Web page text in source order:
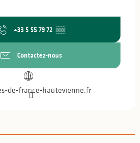
+33 5 55 79 72 ▒▒
Contactez-nous
de-france-hautevienne.fr